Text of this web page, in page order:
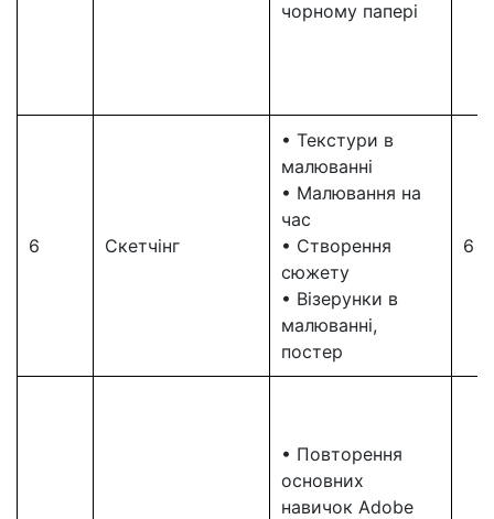
чорному папері
6 Скетчінг
• Текстури в
малюванні
• Малювання на
час
• Створення
сюжету
• Візерунки в
малюванні,
постер
6
• Повторення
основних
навичок Adobe